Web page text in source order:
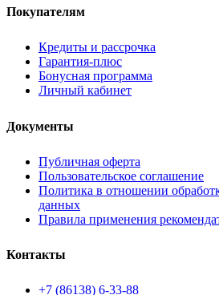
Покупателям
Кредиты и рассрочка
Гарантия-плюс
Бонусная программа
Личный кабинет
Документы
Публичная оферта
Пользовательское соглашение
Политика в отношении
данных
Правила применения
Контакты
+7 (86138) 6-33-88